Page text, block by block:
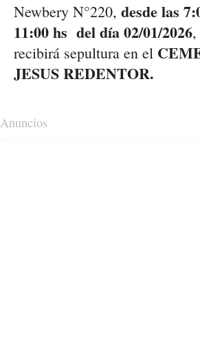
Newbery N°220, desde las
11:00hs del día 02/01/2026
recibirá sepultura en el
JESUS REDENTOR.
Anuncios